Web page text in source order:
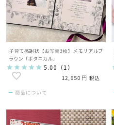
子育て感謝状【お写真3枚】メモリアルブ
ラウン「ボタニカル」
5.00 （ 1 ）
12,650 税込
商品について